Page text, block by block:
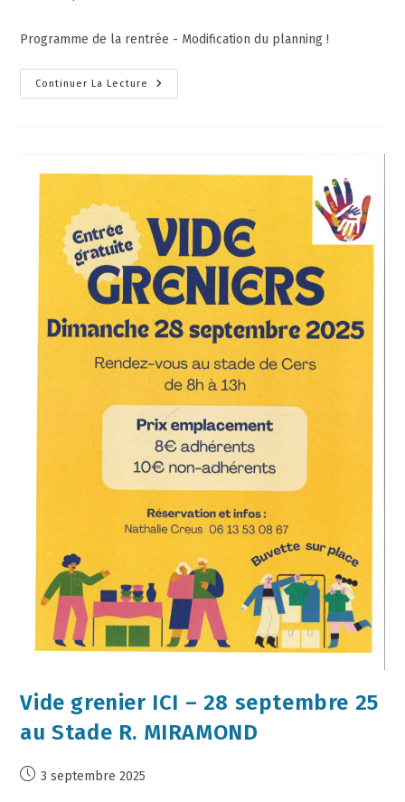
Programme de la rentrée - Modification du planning !
Continuer La Lecture
Vide grenier ICI – 28 septembre 25
au Stade R. MIRAMOND
3 septembre 2025